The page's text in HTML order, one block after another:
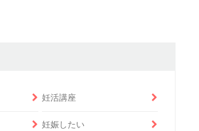
妊活講座
妊娠したい